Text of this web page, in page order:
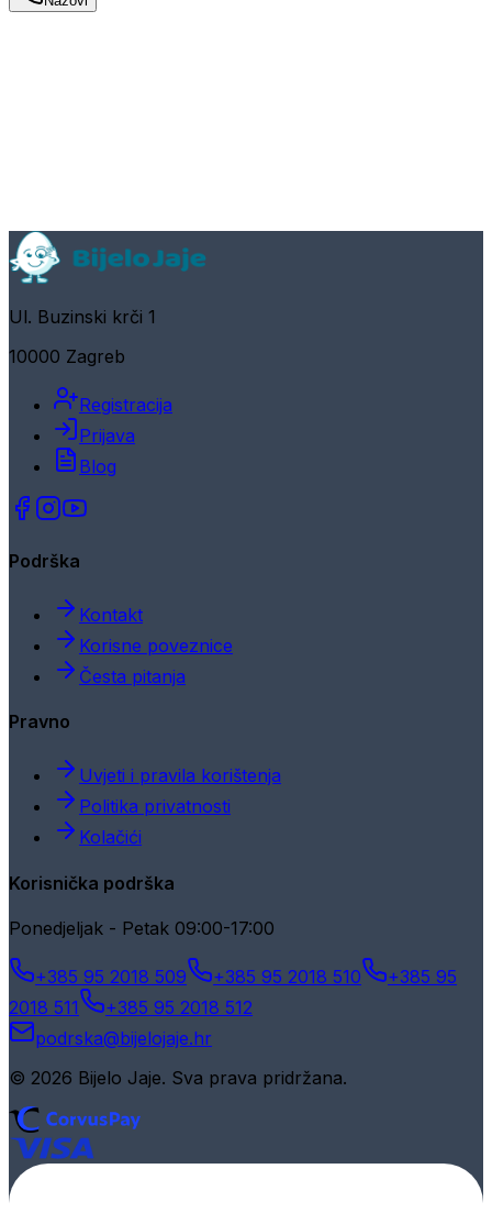
Ul. Buzinski krči 1
10000 Zagreb
Registracija
Prijava
Blog
Podrška
Kontakt
Korisne poveznice
Česta pitanja
Pravno
Uvjeti i pravila korištenja
Politika privatnosti
Kolačići
Korisnička podrška
Ponedjeljak - Petak 09:00-17:00
+385 95 2018 509 +385 95 2018 510
+385 95
2018 511
+385 95 2018 512
podrska@bijelojaje.hr
© 2026 Bijelo Jaje. Sva prava pridržana.